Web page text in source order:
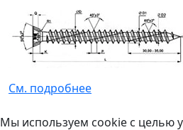
См. подробнее
Мы используем cookie с целью